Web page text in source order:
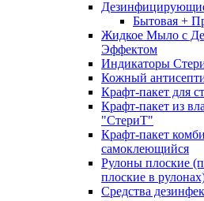
Бытовая +
Жидкое Мыло с
Эффектом
Индикаторы
Кожный
Крафт-пакет для
Крафт-пакет из
"СтериТ"
Крафт-пакет
самоклеющийся
Рулоны плоские
плоские в
Средства